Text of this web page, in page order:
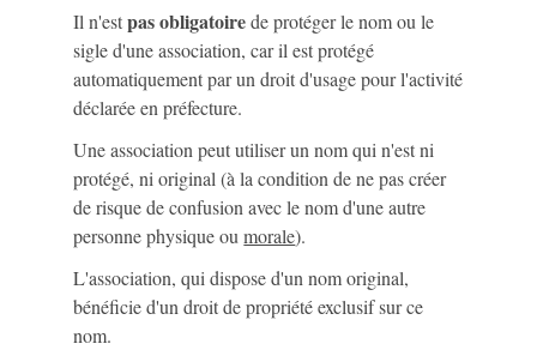
Il n'estpas obligatoirede protéger le nom ou le
sigle d'une association, car il est protégé
automatiquement par un droit d'usage pour l'activité
déclarée en préfecture.
Une association peut utiliser un nom qui n'est ni
protégé, ni original (à la condition de ne pas créer
de risque de confusion avec le nom d'une autre
personne physique oumorale).
L'association, qui dispose d'un nom original,
bénéficie d'un droit de propriété exclusif sur ce
nom.